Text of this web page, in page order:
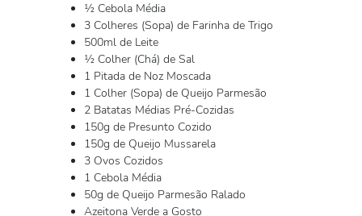
½ Cebola Média
3 Colheres (Sopa) de Farinha de Trigo
500ml de Leite
½ Colher (Chá) de Sal
1 Pitada de Noz Moscada
1 Colher (Sopa) de Queijo Parmesão
2 Batatas Médias Pré-Cozidas
150g de Presunto Cozido
150g de Queijo Mussarela
3 Ovos Cozidos
1 Cebola Média
50g de Queijo Parmesão Ralado
Azeitona Verde a Gosto